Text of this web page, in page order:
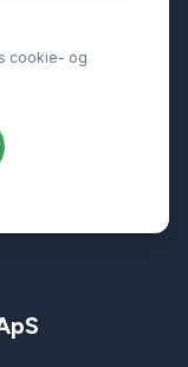
cookie- og